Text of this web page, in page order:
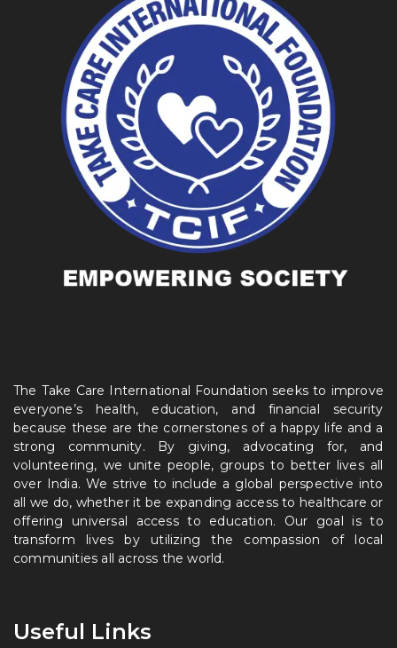
The Take Care International Foundation seeks to improve
everyone’s health, education, and financial security
because these are the cornerstones of a happy life and a
strong community. By giving, advocating for, and
volunteering, we unite people, groups to better lives all
over India. We strive to include a global perspective into
all we do, whether it be expanding access to healthcare or
offering universal access to education. Our goal is to
transform lives by utilizing the compassion of local
communities all across the world.
Useful Links